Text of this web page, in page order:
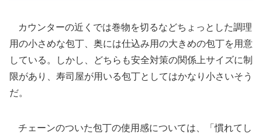
カウンターの近くでは巻物を切るなどちょっとした調理
用の小さめな包丁、奥には仕込み用の大きめの包丁を用意
している。しかし、どちらも安全対策の関係上サイズに制
限があり、寿司屋が用いる包丁としてはかなり小さいそう
だ。
チェーンのついた包丁の使用感については、「慣れてし